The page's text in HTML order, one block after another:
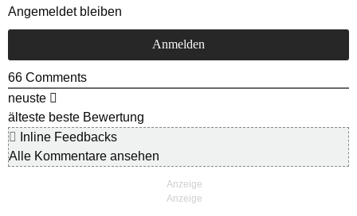
Angemeldet bleiben
66 Comments
neuste
älteste beste Bewertung
Inline Feedbacks
Alle Kommentare ansehen